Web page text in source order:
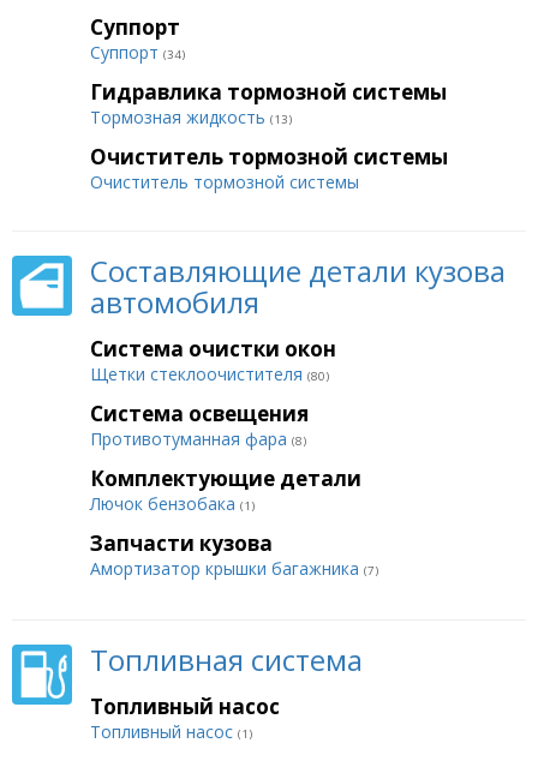
Суппорт
Суппорт (34)
Гидравлика тормозной системы
Тормозная жидкость (13)
Очиститель тормозной системы
Очиститель тормозной системы
Составляющие детали кузова
автомобиля
Система очистки окон
Щетки стеклоочистителя (80)
Система освещения
Противотуманная фара (8)
Комплектующие детали
Лючок бензобака (1)
Запчасти кузова
Амортизатор крышки багажника (7)
Топливная система
Топливный насос
Топливный насос (1)